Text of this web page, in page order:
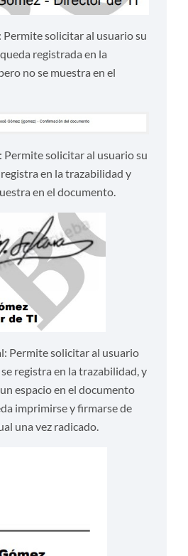
Permite solicitar al usuario su
registrada en la
no se muestra en el
Permite solicitar al usuario su
en la trazabilidad y
en el documento.
Permite solicitar al usuario
registra en la trazabilidad, y
espacio en el documento
imprimirse y firmarse de
una vez radicado.